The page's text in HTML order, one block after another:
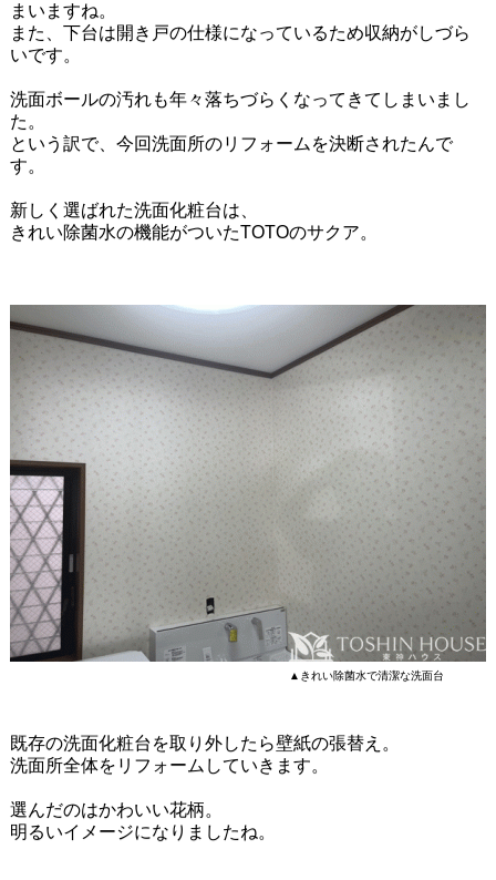
まいますね。
また、下台は開き戸の仕様になっているため収納がしづら
いです。
洗面ボールの汚れも年々落ちづらくなってきてしまいまし
た。
という訳で、今回洗面所のリフォームを決断されたんで
す。
新しく選ばれた洗面化粧台は、
きれい除菌水の機能がついたTOTOのサクア。
▲きれい除菌水で清潔な洗面台
既存の洗面化粧台を取り外したら壁紙の張替え。
洗面所全体をリフォームしていきます。
選んだのはかわいい花柄。
明るいイメージになりましたね。